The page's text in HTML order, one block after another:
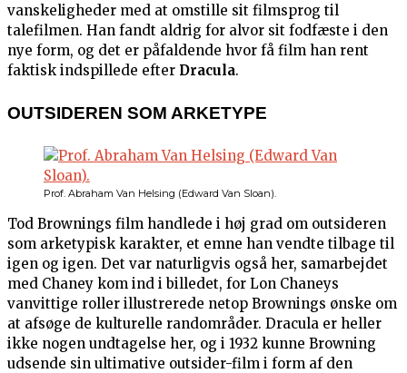
vanskeligheder med at omstille sit filmsprog til
talefilmen. Han fandt aldrig for alvor sit fodfæste i den
nye form, og det er påfaldende hvor få film han rent
faktisk indspillede efter Dracula.
OUTSIDEREN SOM ARKETYPE
Prof. Abraham Van Helsing (Edward Van Sloan).
Tod Brownings film handlede i høj grad om outsideren
som arketypisk karakter, et emne han vendte tilbage til
igen og igen. Det var naturligvis også her, samarbejdet
med Chaney kom ind i billedet, for Lon Chaneys
vanvittige roller illustrerede netop Brownings ønske om
at afsøge de kulturelle randområder. Dracula er heller
ikke nogen undtagelse her, og i 1932 kunne Browning
udsende sin ultimative outsider-film i form af den